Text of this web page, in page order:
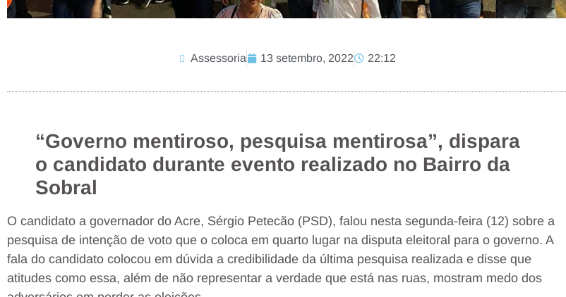
Assessoria 13 setembro, 2022 22:12
“Governo mentiroso, pesquisa mentirosa”, dispara
o candidato durante evento realizado no Bairro da
Sobral
O candidato a governador do Acre, Sérgio Petecão (PSD), falou nesta segunda-feira (12) sobre a
pesquisa de intenção de voto que o coloca em quarto lugar na disputa eleitoral para o governo. A
fala do candidato colocou em dúvida a credibilidade da última pesquisa realizada e disse que
atitudes como essa, além de não representar a verdade que está nas ruas, mostram medo dos